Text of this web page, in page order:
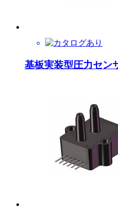
基板実装型圧力セン